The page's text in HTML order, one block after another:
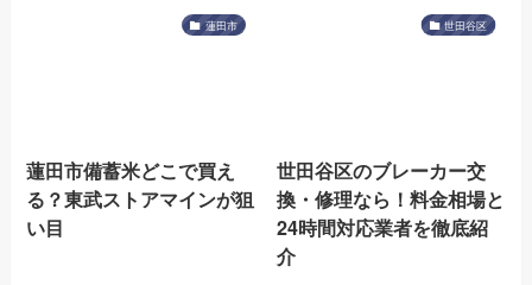
蓮田市
蓮田市備蓄米どこで買え
る？東武ストアマインが狙
い目
世田谷区
世田谷区のブレーカー交
換・修理なら！料金相場と
24時間対応業者を徹底紹
介